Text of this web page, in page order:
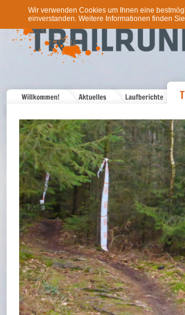
Wir verwenden Cookies um Ihnen eine
einverstanden. Weitere Informationen finden